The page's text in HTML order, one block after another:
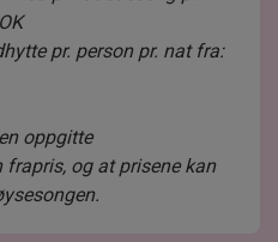
pr. person pr. nat fra:
oppgitte
frapris, og at prisene kan